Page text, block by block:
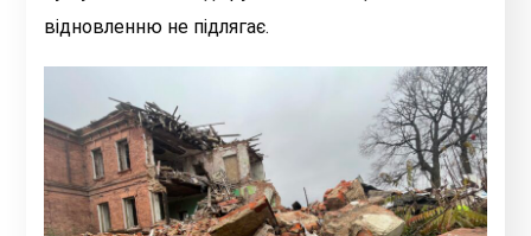
відновленню не підлягає.